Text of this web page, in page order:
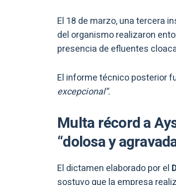
El 18 de marzo, una tercera
del organismo realizaron
presencia de efluentes
El informe técnico posterior
excepcional”.
Multa récord a
“dolosa y
El dictamen elaborado por el